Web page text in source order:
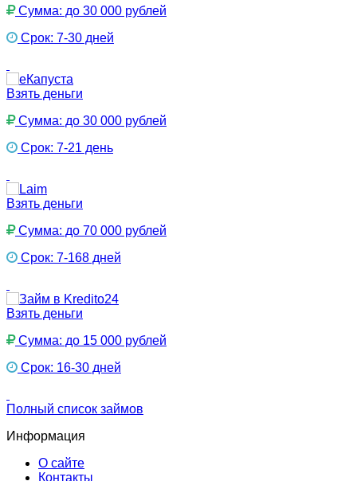
Сумма: до 30 000 рублей
Срок: 7-30 дней
Взять деньги
Сумма: до 30 000 рублей
Срок: 7-21 день
Взять деньги
Сумма: до 70 000 рублей
Срок: 7-168 дней
Взять деньги
Сумма: до 15 000 рублей
Срок: 16-30 дней
Полный список займов
Информация
О сайте
Контакты